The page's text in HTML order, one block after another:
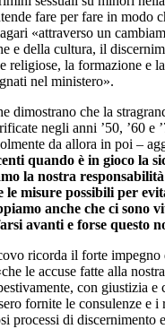
fare per fare in modo
«attraverso un
e della cultura, il
religiose, la formazione e
nel ministero».
dimostrano che la
negli anni ’50, ’60 e
da allora in poi –
quando è in gioco la
la nostra
le misure possibili per
anche che ci sono
avanti e forse questo
ricorda il forte impegno
le accuse fatte alla
con giustizia e
fornite le consulenze e i
processi di discernimento